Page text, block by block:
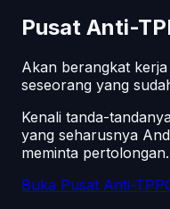
Pusat Anti-
Akan berangkat
seseorang yang
Kenali tanda-
yang seharusnya
meminta pertolongan.
Buka Pusat Anti-